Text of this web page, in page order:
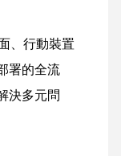
、行動裝置
署的全流
決多元問